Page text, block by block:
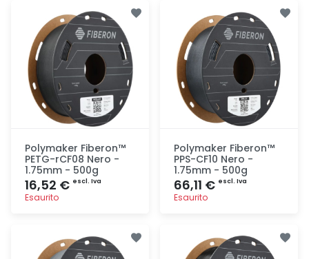
Polymaker Fiberon™
PETG-rCF08 Nero -
1.75mm - 500g
16,52 € escl. Iva
Esaurito
Polymaker Fiberon™
PPS-CF10 Nero -
1.75mm - 500g
66,11 € escl. Iva
Esaurito